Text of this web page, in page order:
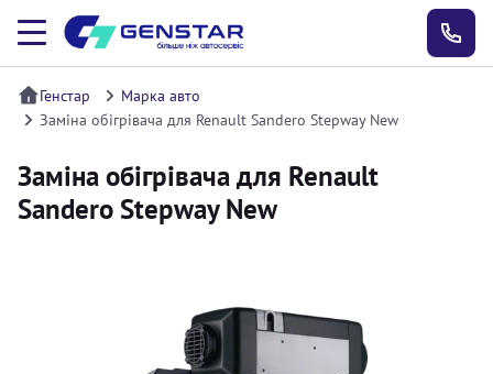
Генстар
Марка авто
Заміна обігрівача для Renault Sandero Stepway New
Заміна обігрівача для Renault
Sandero Stepway New